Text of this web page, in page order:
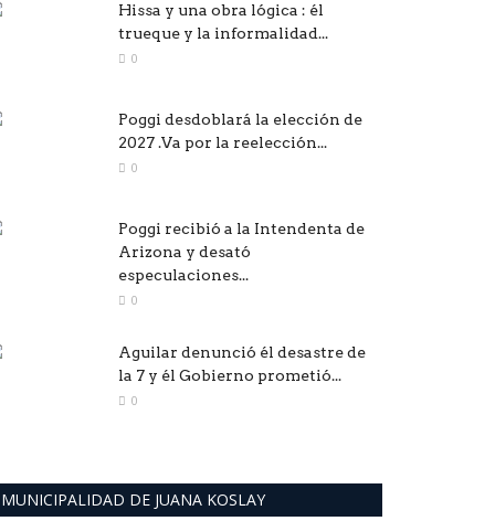
Hissa y una obra lógica : él
trueque y la informalidad...
0
Poggi desdoblará la elección de
2027 .Va por la reelección...
0
Poggi recibió a la Intendenta de
Arizona y desató
especulaciones...
0
Aguilar denunció él desastre de
la 7 y él Gobierno prometió...
0
MUNICIPALIDAD DE JUANA KOSLAY